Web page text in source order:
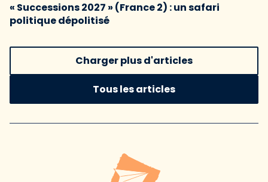
« Successions 2027 » (France 2) : un safari
politique dépolitisé
Charger plus d'articles
Tous les articles